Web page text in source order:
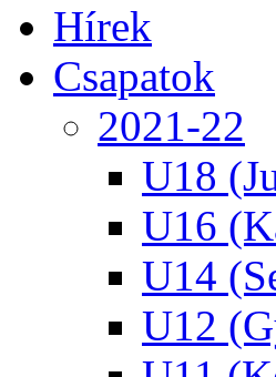
Hírek
Csapatok
2021-22
U18
U16
U14
U12